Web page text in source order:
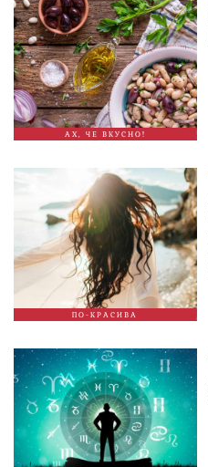
АХ, ЧЕ ВКУСНО!
ПО-КРАСИВА